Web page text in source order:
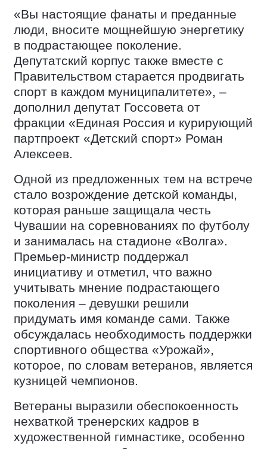
«Вы настоящие фанаты и преданные
люди, вносите мощнейшую энергетику
в подрастающее поколение.
Депутатский корпус также вместе с
Правительством старается продвигать
спорт в каждом муниципалитете», –
дополнил депутат Госсовета от
фракции «Единая Россия и курирующий
партпроект «Детский спорт» Роман
Алексеев.
Одной из предложенных тем на встрече
стало возрождение детской команды,
которая раньше защищала честь
Чувашии на соревнованиях по футболу
и занималась на стадионе «Волга».
Премьер-министр поддержал
инициативу и отметил, что важно
учитывать мнение подрастающего
поколения – девушки решили
придумать имя команде сами. Также
обсуждалась необходимость поддержки
спортивного общества «Урожай»,
которое, по словам ветеранов, является
кузницей чемпионов.
Ветераны выразили обеспокоенность
нехваткой тренерских кадров в
художественной гимнастике, особенно